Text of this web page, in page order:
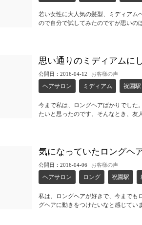
若い女性に大人気の髪型、ミディアム
ので自分で試してみたのですが思いの
思い通りのミディアムに
公開日：2016-04-12 お客様の声
ヘアサロン ミディアム 祝園駅
今まで私は、ロングヘアばかりでした
たいと思ったのです。そんなとき、友
気になっていたロングヘ
公開日：2016-04-06 お客様の声
ヘアサロン ロング 祝園駅
私は、ロングヘアが好きで、今までも
グヘアに動きをつけたいなと感じてい